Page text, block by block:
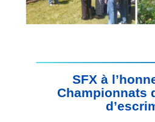
SFX à
Championnats